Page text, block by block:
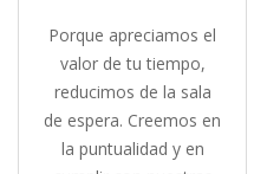
Porque apreciamos el
valor de tu tiempo,
reducimos de la sala
de espera. Creemos en
la puntualidad y en